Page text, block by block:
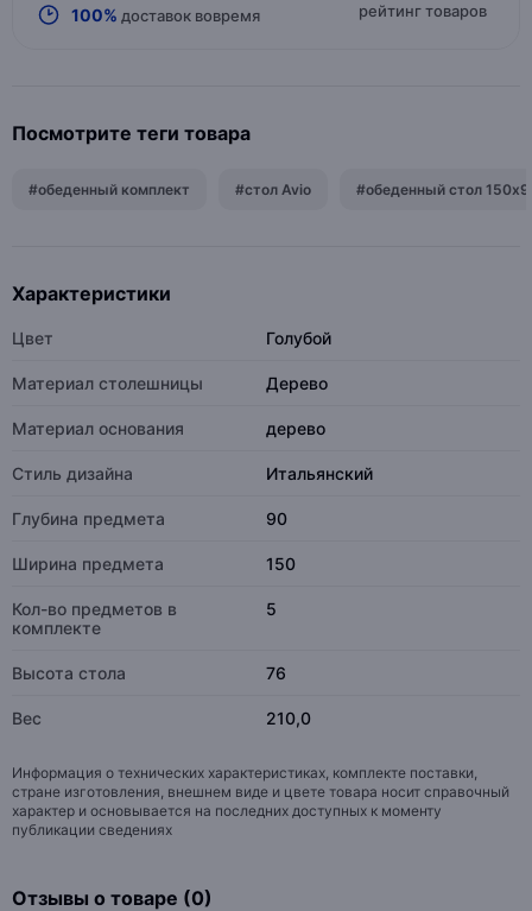
100% доставок вовремя рейтинг товаров
Посмотрите теги товара
#обеденный комплект #стол Avio #обеденный стол
Характеристики
Цвет Голубой
Материал столешницы Дерево
Материал основания дерево
Стиль дизайна Итальянский
Глубина предмета 90
Ширина предмета 150
Кол-во предметов в
комплекте
5
Высота стола 76
Вес 210,0
Информация о технических характеристиках, комплекте поставки,
стране изготовления, внешнем виде и цвете товара носит справочный
характер и основывается на последних доступных к моменту
публикации сведениях
Отзывы о товаре (0)